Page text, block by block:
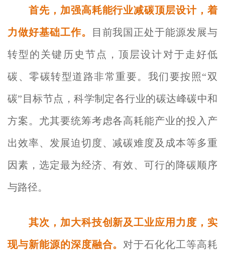
首先，加强高耗能行业减碳顶层设计，着
力做好基础工作。
目前我国正处于能源发展与
转型的关键历史节点，顶层设计对于走好低
碳、零碳转型道路非常重要。我们要按照“双
碳”目标节点，科学制定各行业的碳达峰碳中和
方案。尤其要统筹考虑各高耗能产业的投入产
出效率、发展迫切度、减碳难度及成本等多重
因素，选定最为经济、有效、可行的降碳顺序
与路径。
其次，加大科技创新及工业应用力度，实
现与新能源的深度融合。 对于石化化工等高耗